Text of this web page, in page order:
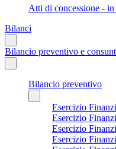
Atti di concessione -
Bilanci
Bilancio preventivo e
Bilancio preventivo
Esercizio
Esercizio
Esercizio
Esercizio